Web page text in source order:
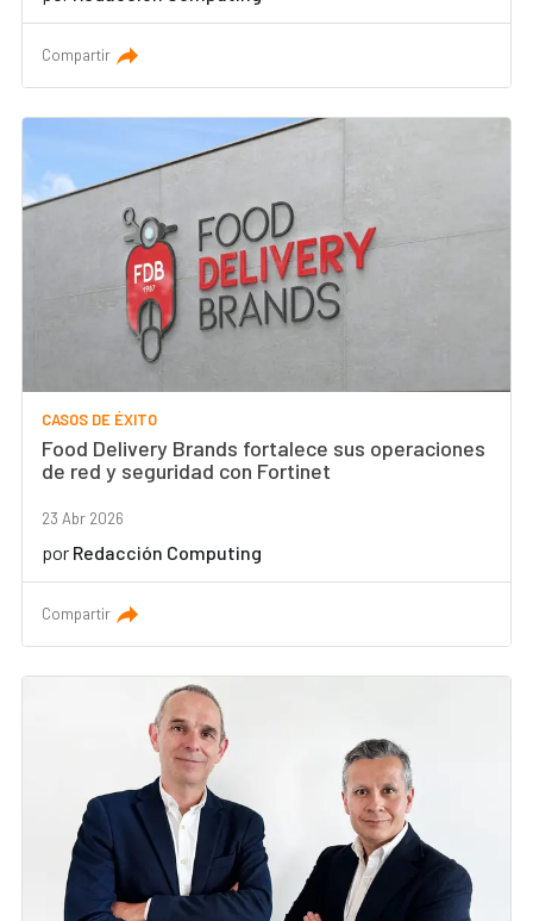
Compartir
CASOS DE ÉXITO
Food Delivery Brands fortalece sus operaciones
de red y seguridad con Fortinet
23 Abr 2026
por Redacción Computing
Compartir